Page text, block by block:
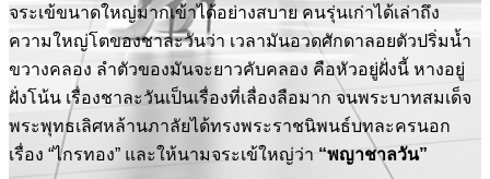
จระเข้ขนาดใหญ่มากเข้าได้อย่างสบาย คนรุ่นเก่าได้เล่าถึง
ความใหญ่โตของชาละวันว่า เวลามันอวดศักดาลอยตัวปริ่มน้ำ
ขวางคลอง ลำตัวของมันจะยาวคับคลอง คือหัวอยู่ฝั่งนี้ หางอยู่
ฝั่งโน้น เรื่องชาละวันเป็นเรื่องที่เลื่องลือมาก จนพระบาทสมเด็จ
พระพุทธเลิศหล้านภาลัยได้ทรงพระราชนิพนธ์บทละครนอก
เรื่อง “ไกรทอง” และให้นามจระเข้ใหญ่ว่า “พญาชาลวัน”